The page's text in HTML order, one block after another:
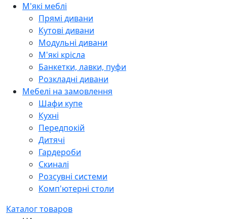
М'які меблі
Прямі дивани
Кутові дивани
Модульні дивани
М'які крісла
Банкетки, лавки, пуфи
Розкладні дивани
Мебелі на замовлення
Шафи купе
Кухні
Передпокій
Дитячі
Гардероби
Скиналі
Розсувні системи
Комп'ютерні столи
Каталог товаров